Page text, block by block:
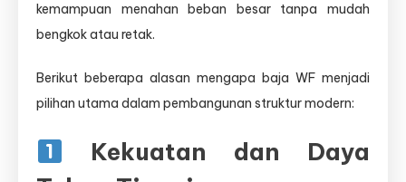
kemampuan menahan beban besar tanpa mudah
bengkok atau retak.
Berikut beberapa alasan mengapa baja WF menjadi
pilihan utama dalam pembangunan struktur modern:
Kekuatan dan Daya